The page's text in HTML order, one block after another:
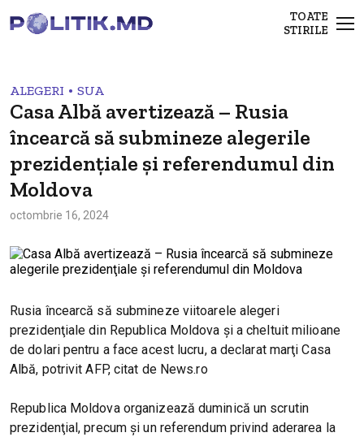
TOATE
STIRILE
ALEGERI • SUA
Casa Albă avertizează – Rusia
încearcă să submineze alegerile
prezidenţiale și referendumul din
Moldova
octombrie 16, 2024
Rusia încearcă să submineze viitoarele alegeri
prezidenţiale din Republica Moldova şi a cheltuit milioane
de dolari pentru a face acest lucru, a declarat marţi Casa
Albă, potrivit AFP, citat de News.ro
Republica Moldova organizează duminică un scrutin
prezidenţial, precum şi un referendum privind aderarea la